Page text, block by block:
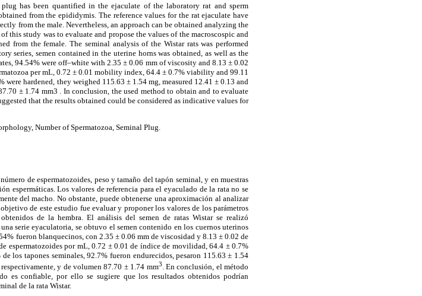
has been quantified in the ejaculate of the laboratory rat and sperm
from the epididymis. The reference values for the rat ejaculate have
from the male. Nevertheless, an approach can be obtained analyzing the
this study was to evaluate and propose the values of the macroscospic and
from the female. The seminal analysis of the Wistar rats was performed
series, semen contained in the uterine horns was obtained, as well as the
94.54% were off–white with 2.35 ± 0.06 mm of viscosity and 8.13 ± 0.02
per mL, 0.72 ± 0.01 mobility index, 64.4 ± 0.7% viability and 99.11
hardened, they weighed 115.63 ± 1.54 mg, measured 12.41 ± 0.13 and
± 1.74 mm3 . In conclusion, the used method to obtain and to evaluate
that the results obtained could be considered as indicative values for
Number of Spermatozoa, Seminal Plug.
de espermatozoides, peso y tamaño del tapón seminal, y en muestras
Los valores de referencia para el eyaculado de la rata no se
del macho. No obstante, puede obtenerse una aproximación al analizar
de este estudio fue evaluar y proponer los valores de los parámetros
de la hembra. El análisis del semen de ratas Wistar se realizó
serie eyaculatoria, se obtuvo el semen contenido en los cuernos uterinos
fueron blanquecinos, con 2.35 ± 0.06 mm de viscosidad y 8.13 ± 0.02 de
espermatozoides por mL, 0.72 ± 0.01 de índice de movilidad, 64.4 ± 0.7%
los tapones seminales, 92.7% fueron endurecidos, pesaron 115.63 ± 1.54
y de volumen 87.70 ± 1.74 mm3 . En conclusión, el método
es confiable, por ello se sugiere que los resultados obtenidos podrían
de la rata Wistar.